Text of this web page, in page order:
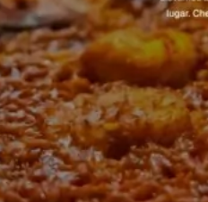
para convertir